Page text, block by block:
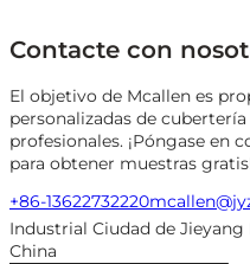
Contacte con
El objetivo de Mcallen es
personalizadas de
profesionales. ¡Póngase en
para obtener muestras
+86-13622732220
Industrial Ciudad de
China